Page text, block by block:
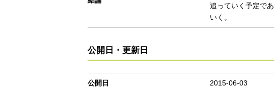
追っていく予定で
いく。
公開日・更新日
公開日 2015-06-03